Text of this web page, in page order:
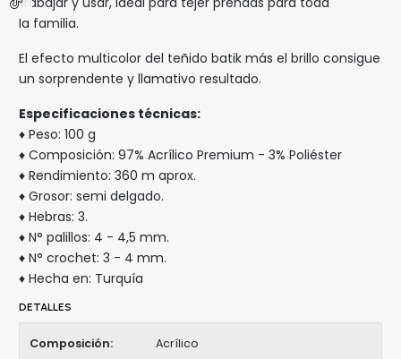
la familia.
El efecto multicolor del teñido batik más el brillo consigue
un sorprendente y llamativo resultado.
Especificaciones técnicas:
♦ Peso: 100 g
♦ Composición: 97% Acrílico Premium - 3% Poliéster
♦ Rendimiento: 360 m aprox.
♦ Grosor: semi delgado.
♦ Hebras: 3.
♦ N° palillos: 4 - 4,5 mm.
♦ N° crochet: 3 - 4 mm.
♦ Hecha en: Turquía
DETALLES
Composición: Acrílico